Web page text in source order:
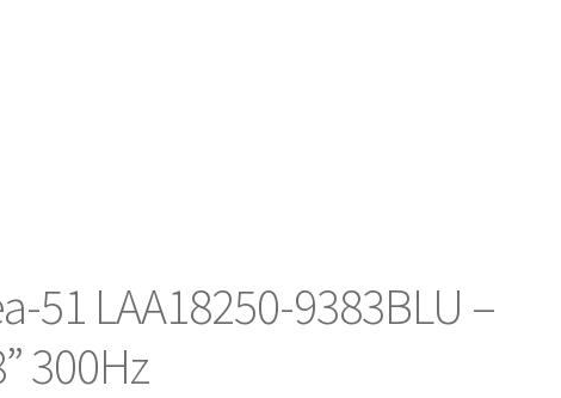
51 LAA18250-9383BLU –
300Hz